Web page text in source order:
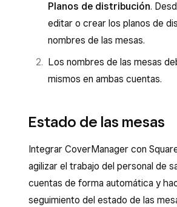
Planos de distribución.
editar o crear los planos de
nombres de las mesas.
Los nombres de las mesas
mismos en ambas cuentas.
Estado de las mesas
Integrar CoverManager con
agilizar el trabajo del personal de
cuentas de forma automática y
seguimiento del estado de las